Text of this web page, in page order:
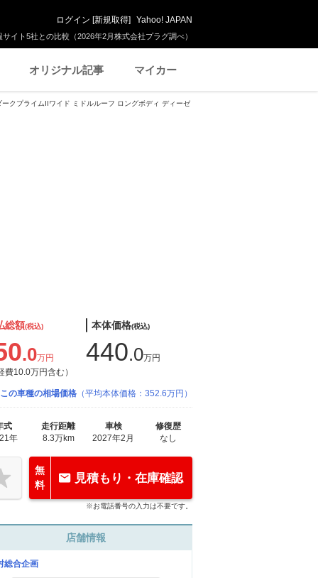
イト5社との比較（2026年2月株式会社プラグ調べ）
ログイン [新規取得] Yahoo! JAPAN
オリジナル記事 マイカー
クプライムIIワイド ミドルルーフ ロングボディ ディーゼ
総額(税込)
.0万円
費10.0万円含む）
本体価格(税込)
440.0万円
この車種の相場価格 （平均本体価格：352.6万円）
式
年
走行距離
8.3万km
車検
2027年2月
修復歴
なし
無
料
見積もり・在庫確認
※お電話番号の入力は不要です。
店舗情報
総合企画